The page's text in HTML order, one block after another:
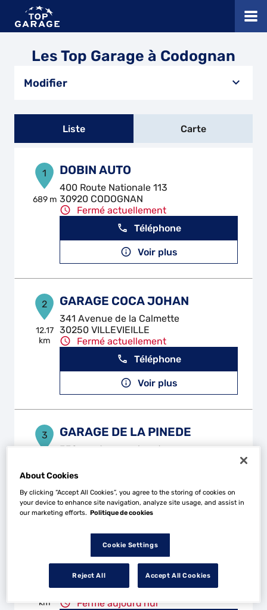
Les Top Garage à Codognan
Modifier
Liste Carte
1
689 m
DOBIN AUTO
400 Route Nationale 113
30920 CODOGNAN
Fermé actuellement
Téléphone
Voir plus
2
12.17
km
GARAGE COCA JOHAN
341 Avenue de la Calmette
30250 VILLEVIEILLE
Fermé actuellement
Téléphone
Voir plus
3
km
GARAGE DE LA PINEDE
332 rue des marchand
Fermé actuellement
Téléphone
Voir plus
km
PASSION AUTO MOBILE
194 Rue de la Bourgine
34160 CASTRIES
Fermé aujourd'hui
About Cookies
By clicking “Accept All Cookies”, you agree to the storing of cookies on
your device to enhance site navigation, analyze site usage, and assist in
our marketing efforts. Politique de cookies
Cookie Settings
Reject All Accept All Cookies